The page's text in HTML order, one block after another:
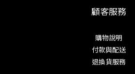
顧客服務
購物說明
付款與配送
退換貨服務